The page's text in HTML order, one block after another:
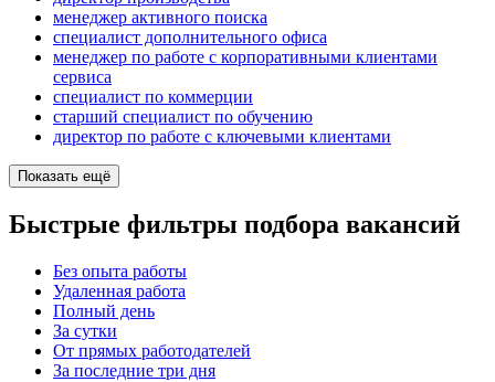
менеджер активного поиска
специалист дополнительного офиса
менеджер по работе с корпоративными клиентами
сервиса
специалист по коммерции
старший специалист по обучению
директор по работе с ключевыми клиентами
Показать ещё
Быстрые фильтры подбора вакансий
Без опыта работы
Удаленная работа
Полный день
За сутки
От прямых работодателей
За последние три дня